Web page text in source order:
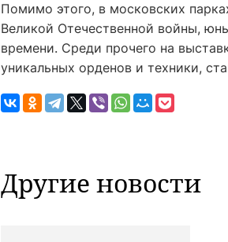
Помимо этого, в московских
Великой Отечественной войны,
времени. Среди прочего на
уникальных орденов и техники,
Другие новости